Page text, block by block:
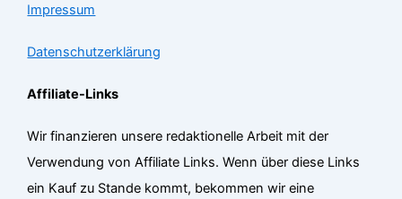
Impressum
Datenschutzerklärung
Affiliate-Links
Wir finanzieren unsere redaktionelle Arbeit mit der
Verwendung von Affiliate Links. Wenn über diese Links
ein Kauf zu Stande kommt, bekommen wir eine